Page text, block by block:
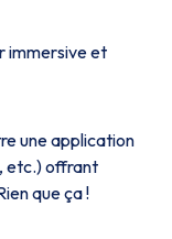
immersive et
une application
etc.) offrant
que ça !